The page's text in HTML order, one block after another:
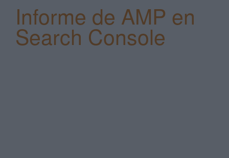
Search
Informe de AMP en
Search Console